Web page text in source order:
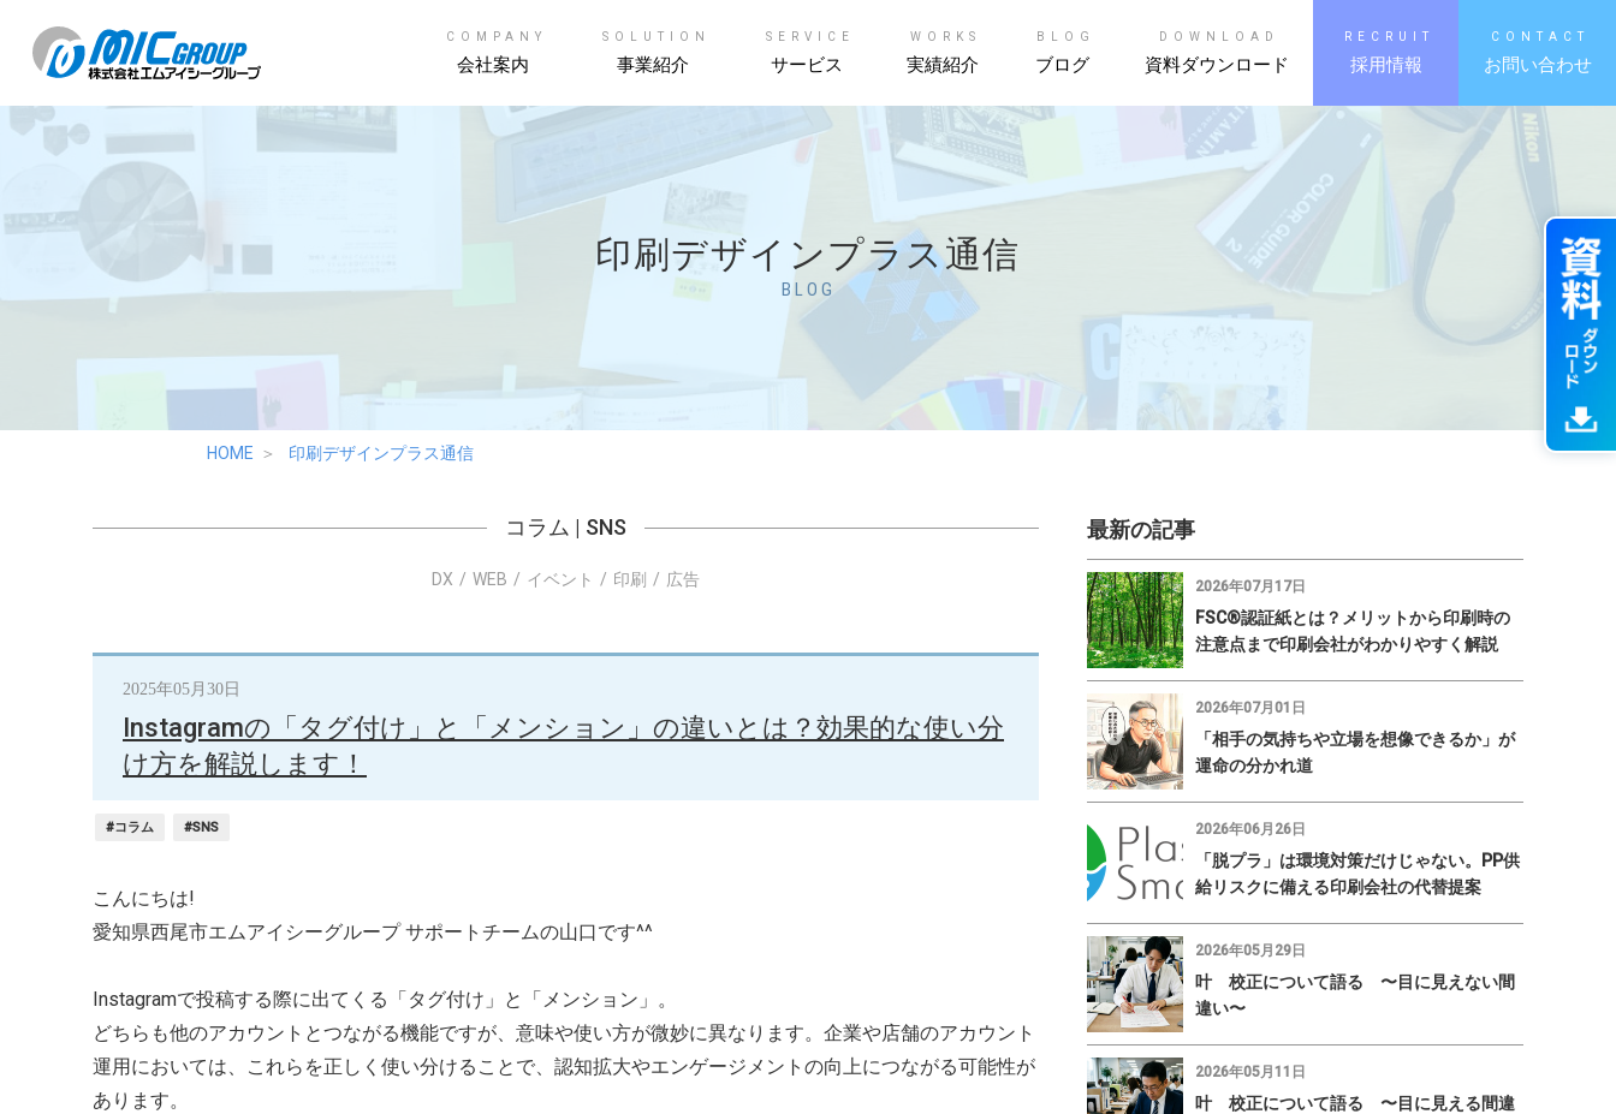
COMPANY
会社案内
SOLUTION
事業紹介
SERVICE
サービス
WORKS
実績紹介
BLOG
ブログ
DOWNLOAD
資料ダウンロード
RECRUIT
採用情報
CONTACT
お問い合わせ
印刷デザインプラス通信
BLOG
HOME 印刷デザインプラス通信
コラム | SNS
DX WEB イベント 印刷 広告
2025年05月30日
Instagramの「タグ付け」と「メンション」の違いとは？効果的な使い分
け方を解説します！
#コラム #SNS
こんにちは!
愛知県西尾市エムアイシーグループ サポートチームの山口です^^
Instagramで投稿する際に出てくる「タグ付け」と「メンション」。
どちらも他のアカウントとつながる機能ですが、意味や使い方が微妙に異なります。企業や店舗のアカウント
運用においては、これらを正しく使い分けることで、認知拡大やエンゲージメントの向上につながる可能性が
あります。
最新の記事
2026年07月17日
FSC®認証紙とは？メリットから印刷時の
注意点まで印刷会社がわかりやすく解説
2026年07月01日
「相手の気持ちや立場を想像できるか」が
運命の分かれ道
2026年06月26日
「脱プラ」は環境対策だけじゃない。PP供
給リスクに備える印刷会社の代替提案
2026年05月29日
叶 校正について語る 〜目に見えない間
違い〜
2026年05月11日
叶 校正について語る 〜目に見える間違